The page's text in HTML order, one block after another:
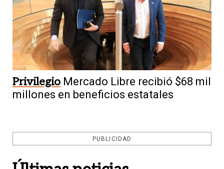
Privilegio Mercado Libre recibió $68 mil
millones en beneficios estatales
PUBLICIDAD